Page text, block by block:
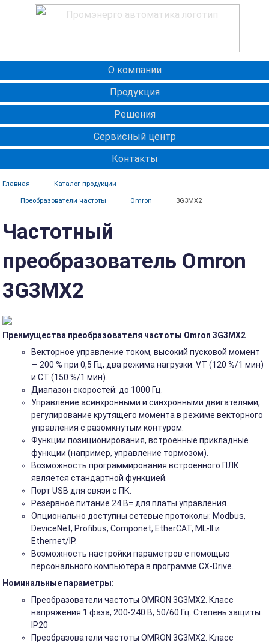
О компании
Продукция
Решения
Сервисный центр
Контакты
Главная Каталог продукции
Преобразователи частоты Omron 3G3MX2
Частотный
преобразователь Omron
3G3MX2
Преимущества преобразователя частоты Omron 3G3MX2
Векторное управление током, высокий пусковой момент
— 200 % при 0,5 Гц, два режима нагрузки: VT (120 %/1 мин)
и CT (150 %/1 мин).
Диапазон скоростей: до 1000 Гц.
Управление асинхронными и синхронными двигателями,
регулирование крутящего момента в режиме векторного
управления с разомкнутым контуром.
Функции позиционирования, встроенные прикладные
функции (например, управление тормозом).
Возможность программирования встроенного ПЛК
является стандартной функцией.
Порт USB для связи с ПК.
Резервное питание 24 В= для платы управления.
Опционально доступны сетевые протоколы: Modbus,
DeviceNet, Profibus, Componet, EtherCAT, ML-II и
Ethernet/IP.
Возможность настройки параметров с помощью
персонального компьютера в программе CX-Drive.
Номинальные параметры:
Преобразователи частоты OMRON 3G3MX2. Класс
напряжения 1 фаза, 200-240 В, 50/60 Гц. Степень защиты
IP20
Преобразователи частоты OMRON 3G3MX2. Класс